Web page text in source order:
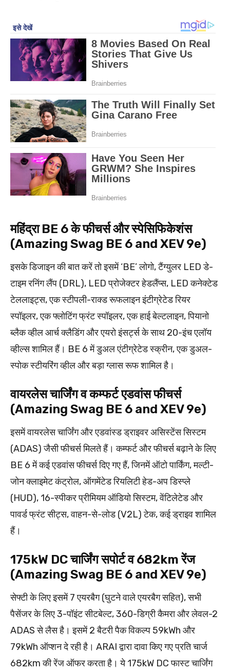
महिंद्रा BE 6 के फीचर्स और स्पेसिफिकेशंस
(Amazing Swag BE 6 and XEV 9e)
इसके डिजाइन की बात करें तो इसमें ‘BE’ लोगो, टैंग्युलर LED डे-
टाइम रनिंग लैंप (DRL), LED प्रोजेक्टर हेडलैंप्स, LED कनेक्टेड
टेललाइट्स, एक स्टीपली-राक्ड रूफलाइन इंटीग्रेटेड रियर
स्पॉइलर, एक फ्लोटिंग फ्रंट स्पॉइलर, एक हाई बेल्टलाइन, पियानो
ब्लैक व्हील आर्च क्लैडिंग और एयरो इंसर्ट्स के साथ 20-इंच एलॉय
व्हील्स शामिल हैं। BE 6 में डुअल एंटीग्रेटेड स्क्रीन, एक डुअल-
स्पोक स्टीयरिंग व्हील और बड़ा ग्लास रूफ शामिल है।
वायरलेस चार्जिंग व कम्फर्ट एडवांस फीचर्स
(Amazing Swag BE 6 and XEV 9e)
इसमें वायरलेस चार्जिंग और एडवांस्ड ड्राइवर असिस्टेंस सिस्टम
(ADAS) जैसी फीचर्स मिलते हैं। कम्फर्ट और फीचर्स बढ़ाने के लिए
BE 6 में कई एडवांस फीचर्स दिए गए हैं, जिनमें ऑटो पार्किंग, मल्टी-
जोन क्लाइमेट कंट्रोल, ऑगमेंटेड रियलिटी हेड-अप डिस्प्ले
(HUD), 16-स्पीकर प्रीमियम ऑडियो सिस्टम, वेंटिलेटेड और
पावर्ड फ्रंट सीट्स, वाहन-से-लोड (V2L) टेक, कई ड्राइव शामिल
हैं।
175kW DC चार्जिंग सपोर्ट व 682km रेंज
(Amazing Swag BE 6 and XEV 9e)
सेफ्टी के लिए इसमें 7 एयरबैग (घुटने वाले एयरबैग सहित), सभी
पैसेंजर के लिए 3-पॉइंट सीटबेल्ट, 360-डिग्री कैमरा और लेवल-2
ADAS से लैस है। इसमें 2 बैटरी पैक विकल्प 59kWh और
79kWh ऑप्शन दे रही है। ARAI द्वारा दावा किए गए प्रति चार्ज
682km की रेंज ऑफर करता है। ये 175kW DC फास्ट चार्जिंग